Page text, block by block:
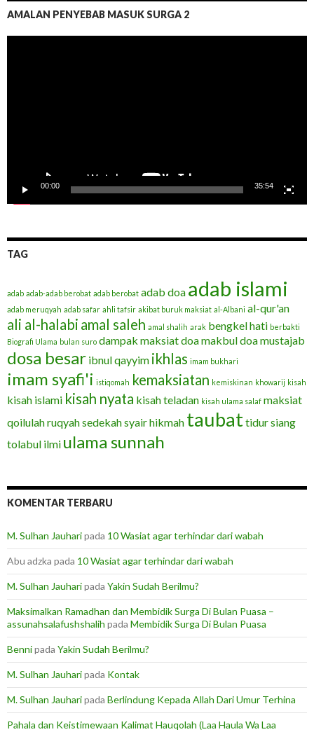
AMALAN PENYEBAB MASUK SURGA 2
00:00 35:54
TAG
adab adab-adab berobat adab berobat adab doa adab islami
adab meruqyah adab safar ahli tafsir akibat buruk maksiat al-Albani al-qur'an
ali al-halabi amal saleh amal shalih arak bengkel hati berbakti
Biografi Ulama bulan suro dampak maksiatdoa makbuldoa mustajab
dosa besar ibnul qayyim ikhlas imam bukhari
imam syafi'i istiqomah kemaksiatan kemiskinan khowarij kisah
kisah islami kisah nyata kisah teladan kisah ulama salaf maksiat
qoilulahruqyahsedekahsyair hikmah taubattidur siang
tolabul ilmi ulama sunnah
KOMENTAR TERBARU
M. Sulhan Jauharipada 10 Wasiat agar terhindar dari wabah
Abu adzka pada 10 Wasiat agar terhindar dari wabah
M. Sulhan Jauharipada Yakin Sudah Berilmu?
Maksimalkan Ramadhan dan Membidik Surga Di Bulan Puasa –
assunahsalafushshalih pada Membidik Surga Di Bulan Puasa
Bennipada Yakin Sudah Berilmu?
M. Sulhan Jauharipada Kontak
M. Sulhan Jauharipada Berlindung Kepada Allah Dari Umur Terhina
Pahala dan Keistimewaan Kalimat Hauqolah (Laa Haula Wa Laa